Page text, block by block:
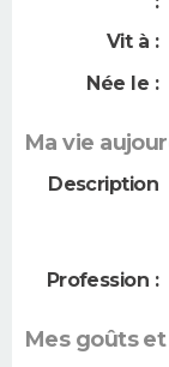
Vit à :
Née le :
Ma vie
Description
Profession :
Mes goûts